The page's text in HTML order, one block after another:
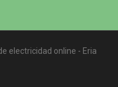
electricidad online - Eria